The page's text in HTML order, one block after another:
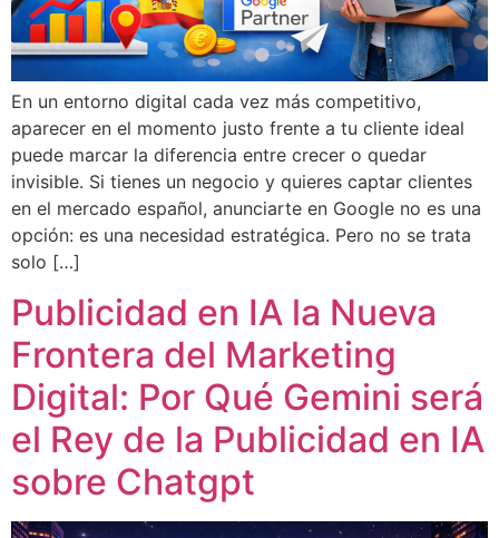
En un entorno digital cada vez más competitivo,
aparecer en el momento justo frente a tu cliente ideal
puede marcar la diferencia entre crecer o quedar
invisible. Si tienes un negocio y quieres captar clientes
en el mercado español, anunciarte en Google no es una
opción: es una necesidad estratégica. Pero no se trata
solo […]
Publicidad en IA la Nueva
Frontera del Marketing
Digital: Por Qué Gemini será
el Rey de la Publicidad en IA
sobre Chatgpt